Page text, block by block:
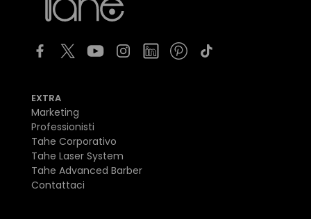
EXTRA
Marketing
Professionisti
Tahe Corporativo
Tahe Laser System
Tahe Advanced Barber
Contattaci